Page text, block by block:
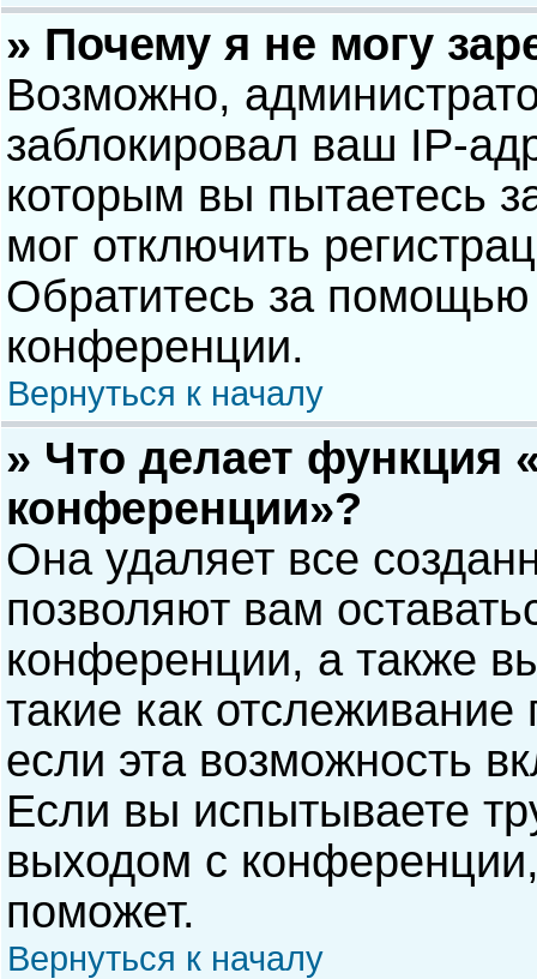
» Почему я не могу
Возможно,
заблокировал ваш IP-
которым вы пытаетесь
мог отключить
Обратитесь за помощью
конференции.
Вернуться к началу
» Что делает функция
конференции»?
Она удаляет все
позволяют вам
конференции, а также
такие как
если эта возможность
Если вы испытываете
выходом с
поможет.
Вернуться к началу